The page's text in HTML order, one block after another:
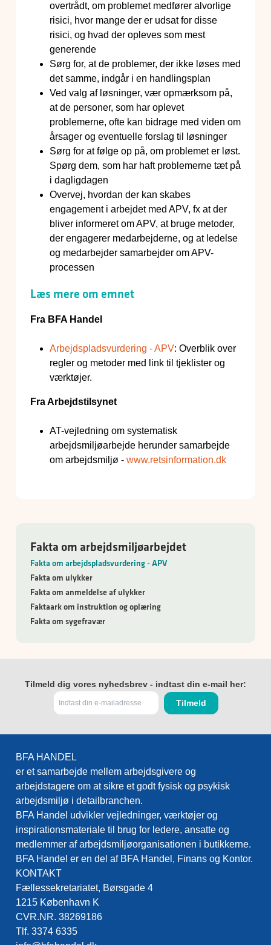
Fakta om arbejdsmiljøarbejdet
Fakta om arbejdspladsvurdering - APV
Fakta om ulykker
Fakta om anmeldelse af ulykker
Faktaark om instruktion og oplæring
Fakta om sygefravær
overtrådt, om problemet medfører alvorlige
risici, hvor mange der er udsat for disse
risici, og hvad der opleves som mest
generende
Sørg for, at de problemer, der ikke løses med
det samme, indgår i en handlingsplan
Ved valg af løsninger, vær opmærksom på,
at de personer, som har oplevet
problemerne, ofte kan bidrage med viden om
årsager og eventuelle forslag til løsninger
Sørg for at følge op på, om problemet er løst.
Spørg dem, som har haft problemerne tæt på
i dagligdagen
Overvej, hvordan der kan skabes
engagement i arbejdet med APV, fx at der
bliver informeret om APV, at bruge metoder,
der engagerer medarbejderne, og at ledelse
og medarbejder samarbejder om APV-
processen
Læs mere om emnet
Fra BFA Handel
Arbejdspladsvurdering - APV: Overblik over
regler og metoder med link til tjeklister og
værktøjer.
Fra Arbejdstilsynet
AT-vejledning om systematisk
arbejdsmiljøarbejde herunder samarbejde
om arbejdsmiljø - www.retsinformation.dk
Tilmeld dig vores nyhedsbrev - indtast din e-mail her:
BFA HANDEL
er et samarbejde mellem arbejdsgivere og
arbejdstagere om at sikre et godt fysisk og psykisk
arbejdsmiljø i detailbranchen.
BFA Handel udvikler vejledninger, værktøjer og
inspirationsmateriale til brug for ledere, ansatte og
medlemmer af arbejdsmiljøorganisationen i butikkerne.
BFA Handel er en del af BFA Handel, Finans og Kontor.
KONTAKT
Fællessekretariatet, Børsgade 4
1215 København K
CVR.NR. 38269186
Tlf. 3374 6335